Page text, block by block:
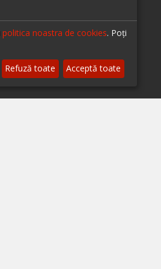
politica noastra de cookies. Poți
Refuză toate Acceptă toate